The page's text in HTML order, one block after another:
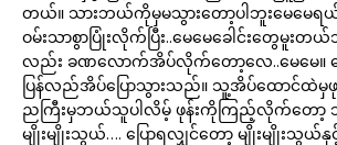
တယ်။ သားဘယ်ကိုမှမသွားတော့ပါဘူးမေမေရယ်
ဝမ်းသာစွာပြုံးလိုက်ပြီး..မေမေခေါင်းတွေမူးတ
လည်း ခဏလောက်အိပ်လိုက်တော့လေ..မေမေ။ မ
ပြန်လည်အိပ်ပြောသွားသည်။ သူ့အိပ်ထောင်ထဲ
ညကြီးမှဘယ်သူပါလိမ့် ဖုန်းကိုကြည့်လိုက်တော့
မျိုးမျိုးသွယ်…. ပြောရလျှင်တော့ မျိုးမျိုးသွယ်နှ